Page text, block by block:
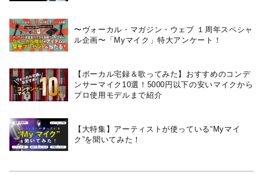
〜ヴォーカル・マガジン・ウェブ １周年スペシャ
ル企画〜「Myマイク」特大アンケート！
【ボーカル宅録＆歌ってみた】おすすめのコンデ
ンサーマイク10選！5000円以下の安いマイクから
プロ使用モデルまで紹介
【大特集】アーティストが使っている“Myマイ
ク”を聞いてみた！